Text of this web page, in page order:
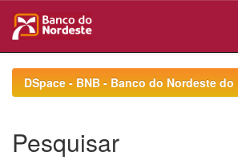
navigationDSpace - BNB - Banco do Nordeste do
Pesquisar